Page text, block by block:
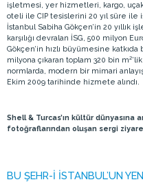
işletmesi, yer hizmetleri, kargo, uçak
oteli ile CIP tesislerini 20 yıl süre ile
İstanbul Sabiha Gökçen’in 20 yıllık
karşılığı devralan İSG, 500 milyon
Gökçen’in hızlı büyümesine
milyona çıkaran toplam 320 bin
normlarda, modern bir mimari
Ekim 2009 tarihinde hizmete alındı.
Shell & Turcas’ın kültür dünyasına
fotoğraflarından oluşan sergi
BU ŞEHR-İ İSTANBUL’UN